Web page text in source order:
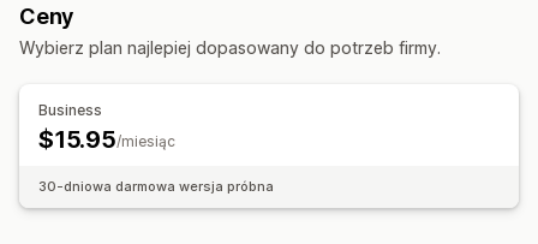
Operacje finansowe
Automatyczna synchronizacja danych
Podsumowanie dziennej sprzedaży
Mapowanie podatku od sprzedaży
Ceny
Wybierz plan najlepiej dopasowany do potrzeb firmy.
Business
$15.95/miesiąc
30-dniowa darmowa wersja próbna